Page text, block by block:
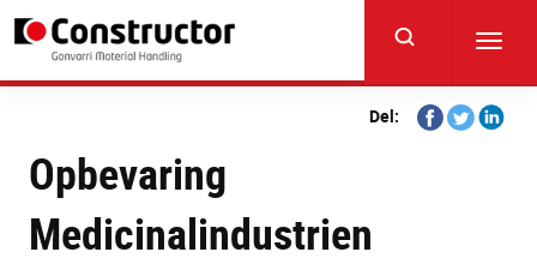
content
Del:
Share
on
Share
on
Share
Opbevaring
Medicinalindustrien